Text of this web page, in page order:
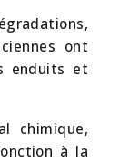
ont
enduits et
chimique,
à la